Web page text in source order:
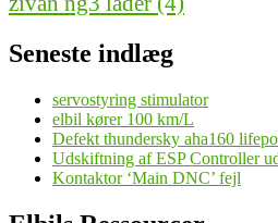
Seneste indlæg
servostyring stimulator
elbil kører 100 km/L
Defekt thundersky aha160
Udskiftning af ESP Controller
Kontaktor ‘Main DNC’ fejl